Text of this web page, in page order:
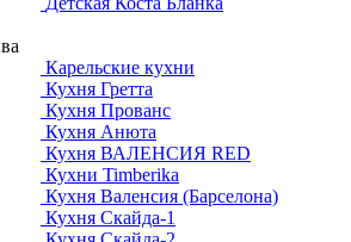
Карельские кухни
Кухня Гретта
Кухня Прованс
Кухня Анюта
Кухня ВАЛЕНСИЯ RED
Кухни Timberika
Кухня Валенсия (Барселона)
Кухня Скайда-1